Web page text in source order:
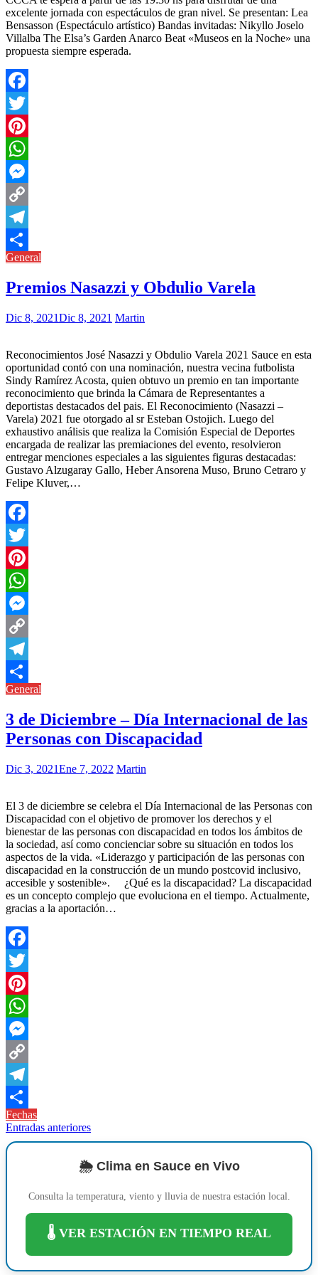
excelente jornada con espectáculos de gran nivel. Se presentan: Lea
Bensasson (Espectáculo artístico) Bandas invitadas: Nikyllo Joselo
Villalba The Elsa’s Garden Anarco Beat «Museos en la Noche» una
propuesta siempre esperada.
Facebook
Twitter
Pinterest
WhatsApp
Messenger
Copy
Link
Telegram
Compartir
General
Premios Nasazzi y Obdulio Varela
Dic 8, 2021Dic 8, 2021 Martin
Reconocimientos José Nasazzi y Obdulio Varela 2021 Sauce en esta
oportunidad contó con una nominación, nuestra vecina futbolista
Sindy Ramírez Acosta, quien obtuvo un premio en tan importante
reconocimiento que brinda la Cámara de Representantes a
deportistas destacados del pais. El Reconocimiento (Nasazzi –
Varela) 2021 fue otorgado al sr Esteban Ostojich. Luego del
exhaustivo análisis que realiza la Comisión Especial de Deportes
encargada de realizar las premiaciones del evento, resolvieron
entregar menciones especiales a las siguientes figuras destacadas:
Gustavo Alzugaray Gallo, Heber Ansorena Muso, Bruno Cetraro y
Felipe Kluver,…
Facebook
Twitter
Pinterest
WhatsApp
Messenger
Copy
Link
Telegram
Compartir
General
3 de Diciembre – Día Internacional de las
Personas con Discapacidad
Dic 3, 2021Ene 7, 2022 Martin
El 3 de diciembre se celebra el Día Internacional de las Personas con
Discapacidad con el objetivo de promover los derechos y el
bienestar de las personas con discapacidad en todos los ámbitos de
la sociedad, así como concienciar sobre su situación en todos los
aspectos de la vida. «Liderazgo y participación de las personas con
discapacidad en la construcción de un mundo postcovid inclusivo,
accesible y sostenible». ¿Qué es la discapacidad? La discapacidad
es un concepto complejo que evoluciona en el tiempo. Actualmente,
gracias a la aportación…
Facebook
Twitter
Pinterest
WhatsApp
Messenger
Copy
Link
Telegram
Compartir
Fechas
Navegación
de
Entradas anteriores
🌦️ Clima en Sauce en Vivo
Consulta la temperatura, viento y lluvia de nuestra estación local.
🌡️ VER ESTACIÓN EN TIEMPO REAL